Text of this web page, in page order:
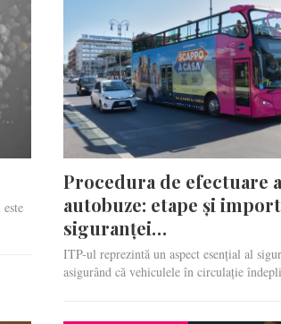
Procedura de efectuare
autobuze: etape și
siguranței…
ITP-ul reprezintă un aspect esențial al
asigurând că vehiculele în circulație